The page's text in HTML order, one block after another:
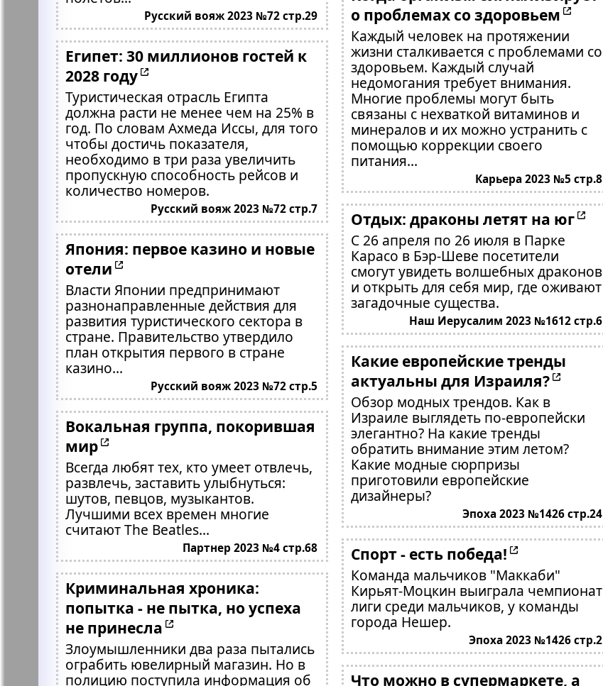
Русский вояж 2023 №72 стр.29
Египет: 30 миллионов гостей к
2028 году
Туристическая отрасль Египта
должна расти не менее чем на 25% в
год. По словам Ахмеда Иссы, для того
чтобы достичь показателя,
необходимо в три раза увеличить
пропускную способность рейсов и
количество номеров.
Русский вояж 2023 №72 стр.7
Япония: первое казино и новые
отели
Власти Японии предпринимают
разнонаправленные действия для
развития туристического сектора в
стране. Правительство утвердило
план открытия первого в стране
казино...
Русский вояж 2023 №72 стр.5
Вокальная группа, покорившая
мир
Всегда любят тех, кто умеет отвлечь,
развлечь, заставить улыбнуться:
шутов, певцов, музыкантов.
Лучшими всех времен многие
считают The Beatles...
Партнер 2023 №4 стр.68
Криминальная хроника:
попытка - не пытка, но успеха
не принесла
Злоумышленники два раза пытались
ограбить ювелирный магазин. Но в
полицию поступила информация об
о проблемах со здоровьем
Каждый человек на протяжении
жизни сталкивается с проблемами со
здоровьем. Каждый случай
недомогания требует внимания.
Многие проблемы могут быть
связаны с нехваткой витаминов и
минералов и их можно устранить с
помощью коррекции своего
питания...
Карьера 2023 №5 стр.8
Отдых: драконы летят на юг
С 26 апреля по 26 июля в Парке
Карасо в Бэр-Шеве посетители
смогут увидеть волшебных драконов
и открыть для себя мир, где оживают
загадочные существа.
Наш Иерусалим 2023 №1612 стр.6
Какие европейские тренды
актуальны для Израиля?
Обзор модных трендов. Как в
Израиле выглядеть по-европейски
элегантно? На какие тренды
обратить внимание этим летом?
Какие модные сюрпризы
приготовили европейские
дизайнеры?
Эпоха 2023 №1426 стр.24
Спорт - есть победа!
Команда мальчиков "Маккаби"
Кирьят-Моцкин выиграла чемпионат
лиги среди мальчиков, у команды
города Нешер.
Эпоха 2023 №1426 стр.2
Что можно в супермаркете, а